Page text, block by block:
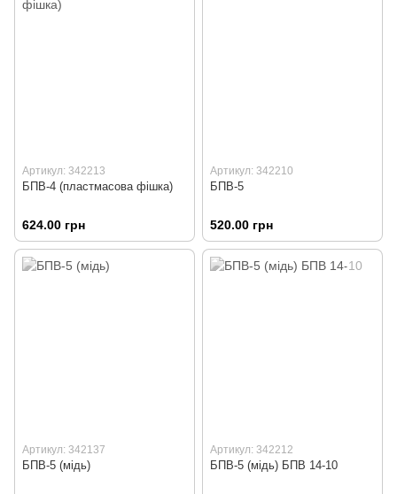
Артикул: 342213
БПВ-4 (пластмасова фішка)
624.00 грн
Артикул: 342210
БПВ-5
520.00 грн
Артикул: 342137
БПВ-5 (мідь)
Артикул: 342212
БПВ-5 (мідь) БПВ 14-10